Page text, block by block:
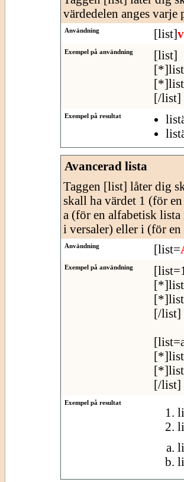
värdedelen anges
Användning [list]
Exempel på användning
[list]
[/list]
Exempel på resultat
Avancerad lista
Taggen [list] låter dig
skall ha värdet 1 (för
a (för en alfabetisk
i versaler) eller i (för
Användning [list=
Exempel på användning
[/list]
[/list]
Exempel på resultat